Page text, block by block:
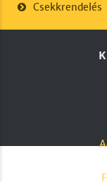
Csekkrendelés